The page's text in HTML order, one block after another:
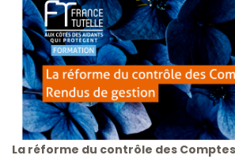
La réforme du contrôle des